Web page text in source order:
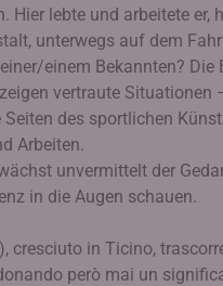
Hier lebte und arbeitete
unterwegs auf dem
einem Bekannten?
vertraute
des sportlichen
Arbeiten.
unvermittelt der
in die Augen schauen.
cresciuto in Ticino,
però mai un